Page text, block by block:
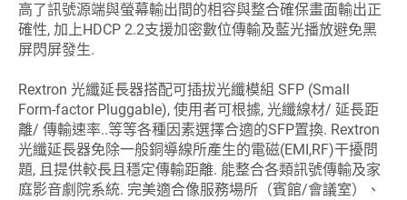
高了訊號源端與螢幕輸出間的相容與整合確保畫面輸出正
確性, 加上HDCP 2.2支援加密數位傳輸及藍光播放避免黑
屏閃屏發生.
Rextron 光纖延長器搭配可插拔光纖模組 SFP (Small
Form-factor Pluggable), 使用者可根據, 光纖線材/ 延長距
離/ 傳輸速率..等等各種因素選擇合適的SFP置換. Rextron
光纖延長器免除一般銅導線所產生的電磁(EMI,RF)干擾問
題, 且提供較長且穩定傳輸距離. 能整合各類訊號傳輸及家
庭影音劇院系統. 完美適合像服務場所（賓館/會議室）、